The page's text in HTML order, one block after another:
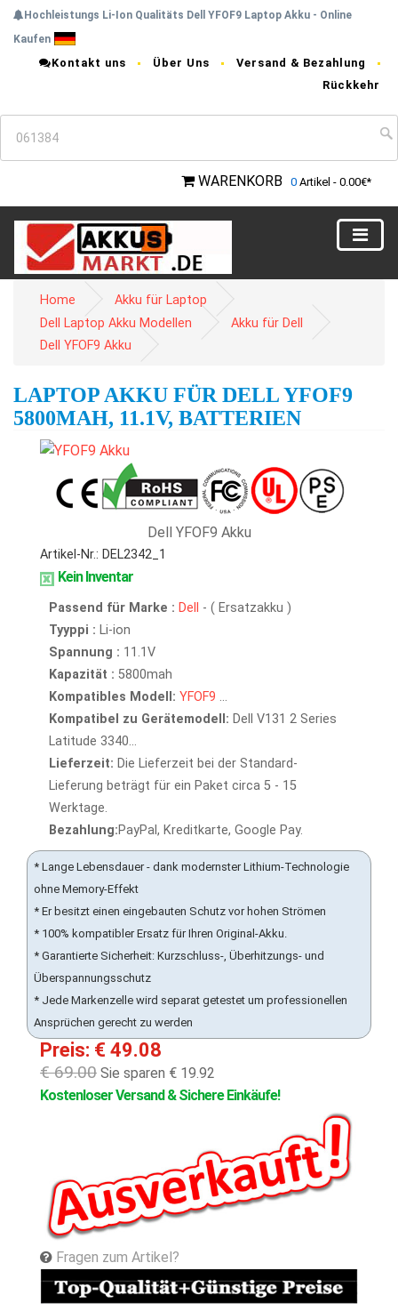
Hochleistungs Li-Ion Qualitäts Dell YFOF9 Laptop Akku - Online
Kaufen
Kontakt uns Über Uns
Versand & Bezahlung
Rückkehr
WARENKORB 0 Artikel - 0.00€*
Home
Akku für Laptop
Dell Laptop Akku Modellen
Akku für Dell
Dell YFOF9 Akku
LAPTOP AKKU FÜR DELL YFOF9
5800MAH, 11.1V, BATTERIEN
Dell YFOF9 Akku
Artikel-Nr.: DEL2342_1
Kein Inventar
Passend für Marke : Dell - ( Ersatzakku )
Tyyppi : Li-ion
Spannung : 11.1V
Kapazität : 5800mah
Kompatibles Modell: YFOF9 ...
Kompatibel zu Gerätemodell: Dell V131 2 Series
Latitude 3340...
Lieferzeit: Die Lieferzeit bei der Standard-
Lieferung beträgt für ein Paket circa 5 - 15
Werktage.
Bezahlung:PayPal, Kreditkarte, Google Pay.
* Lange Lebensdauer - dank modernster Lithium-Technologie
ohne Memory-Effekt
* Er besitzt einen eingebauten Schutz vor hohen Strömen
* 100% kompatibler Ersatz für Ihren Original-Akku.
* Garantierte Sicherheit: Kurzschluss-, Überhitzungs- und
Überspannungsschutz
* Jede Markenzelle wird separat getestet um professionellen
Ansprüchen gerecht zu werden
Preis: € 49.08
€ 69.00 Sie sparen € 19.92
Kostenloser Versand & Sichere Einkäufe!
Fragen zum Artikel?